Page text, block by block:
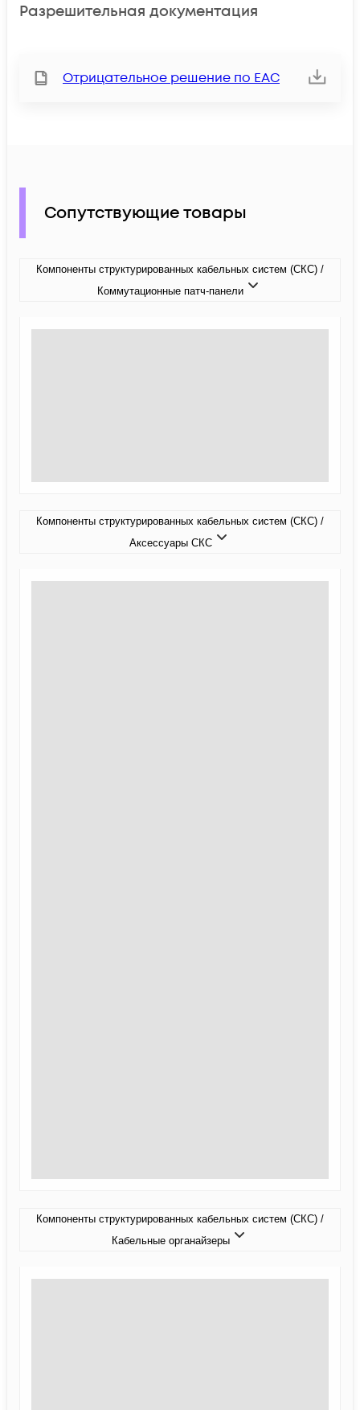
Разрешительная документация
Отрицательное решение по ЕАС
Сопутствующие товары
Компоненты структурированных кабельных систем (СКС) /
Коммутационные патч-панели
Компоненты структурированных кабельных систем (СКС) /
Аксессуары СКС
Компоненты структурированных кабельных систем (СКС) /
Кабельные органайзеры